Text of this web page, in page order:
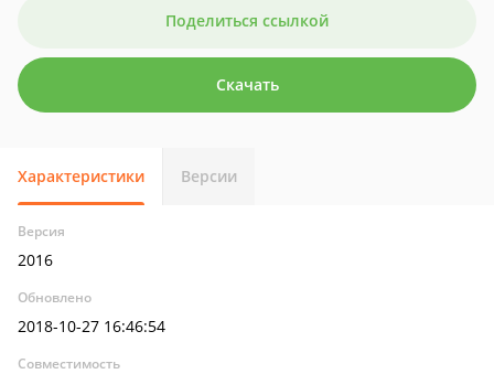
Поделиться ссылкой
Скачать
Характеристики Версии
Версия
2016
Обновлено
2018-10-27 16:46:54
Совместимость